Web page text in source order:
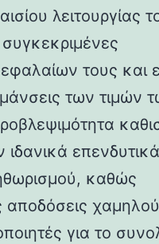
λειτουργίας
τους και
των τιμών
ιδανικά επενδυτικά
καθώς
αποδόσεις χαμηλού
για το